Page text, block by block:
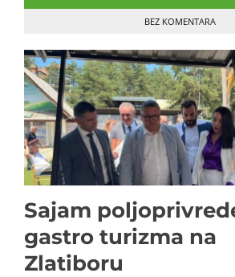
BEZ KOMENTARA
Sajam
gastro turizma na
Zlatiboru